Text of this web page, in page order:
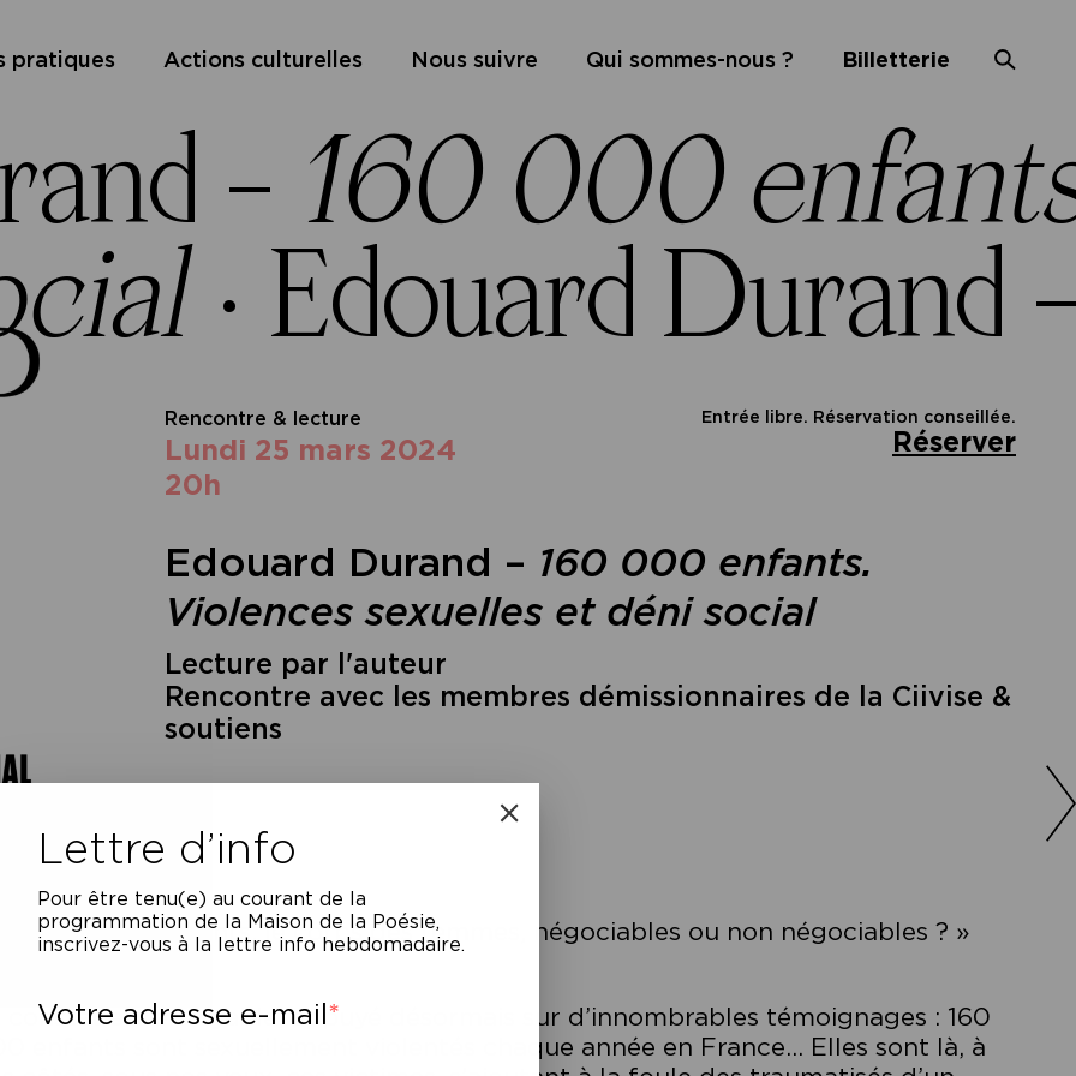
pratiques Actions culturelles Nous suivre Qui sommes-nous ? Billetterie
– 160 000
· Edouard Durand
Entrée libre. Réservation conseillée.
Réserver
Rencontre & lecture
lundi 25 mars 2024
20h
Edouard Durand – 160 000 enfants.
Violences sexuelles et déni social
Lecture par l'auteur
Rencontre avec les membres démissionnaires de la Ciivise &
soutiens
corps des enfants, le corps des femmes, négociables ou non négociables ? »
Durand
constat est effroyable, appuyé désormais sur d’innombrables témoignages : 160
enfants sont sexuellement violentés chaque année en France… Elles sont là, à
Lettre d’info
Pour être tenu(e) au courant de la
programmation de la Maison de la Poésie,
inscrivez-vous à la lettre info hebdomadaire.
Votre adresse e-mail